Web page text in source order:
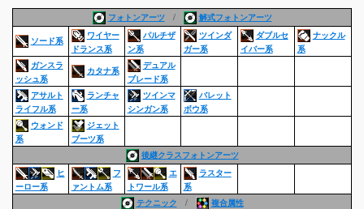
フォトンアーツ/
解式フォトンアーツ
ソード系
ワイヤー
ドランス系
パルチザ
ン系
ツインダ
ガー系
ダブルセ
イバー系
ナックル
系
ガンスラ
ッシュ系
カタナ系
デュアル
ブレード系
アサルト
ライフル系
ランチャ
ー系
ツインマ
シンガン系
バレット
ボウ系
ウォンド
系
ジェット
ブーツ系
後継クラスフォトンアーツ
ヒ
ーロー系
フ
ァントム系
エ
トワール系
ラスター
系
テクニック /
複合属性